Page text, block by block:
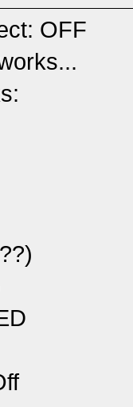
OFF